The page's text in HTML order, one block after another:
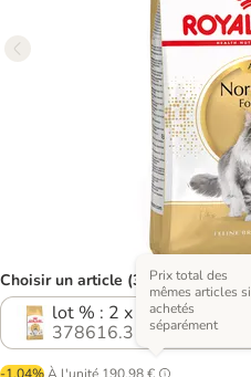
Choisir un article (3 variantes)
lot % : 2 x 10 kg
378616.3
Prix total des
mêmes articles si
achetés
séparément